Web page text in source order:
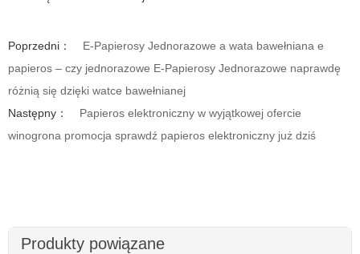
Poprzedni：
E-Papierosy Jednorazowe a wata bawełniana e
papieros – czy jednorazowe E-Papierosy Jednorazowe naprawdę
różnią się dzięki watce bawełnianej
Następny：
Papieros elektroniczny w wyjątkowej ofercie
winogrona promocja sprawdź papieros elektroniczny już dziś
Produkty powiązane